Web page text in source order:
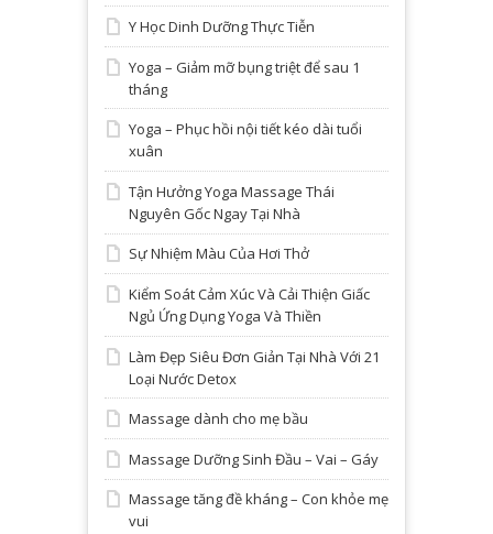
Y Học Dinh Dưỡng Thực Tiễn
Yoga – Giảm mỡ bụng triệt để sau 1
tháng
Yoga – Phục hồi nội tiết kéo dài tuổi
xuân
Tận Hưởng Yoga Massage Thái
Nguyên Gốc Ngay Tại Nhà
Sự Nhiệm Màu Của Hơi Thở
Kiểm Soát Cảm Xúc Và Cải Thiện Giấc
Ngủ Ứng Dụng Yoga Và Thiền
Làm Đẹp Siêu Đơn Giản Tại Nhà Với 21
Loại Nước Detox
Massage dành cho mẹ bầu
Massage Dưỡng Sinh Đầu – Vai – Gáy
Massage tăng đề kháng – Con khỏe mẹ
vui